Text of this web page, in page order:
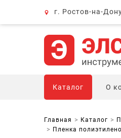
г. Ростов-на-
Каталог О
Главная Каталог
Пленка